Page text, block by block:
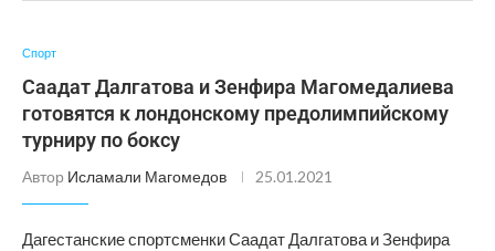
Спорт
Саадат Далгатова и Зенфира Магомедалиева
готовятся к лондонскому предолимпийскому
турниру по боксу
Автор Исламали Магомедов 25.01.2021
Дагестанские спортсменки Саадат Далгатова и Зенфира